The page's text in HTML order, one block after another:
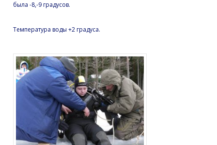
была -8,-9 градусов.
Температура воды +2 градуса.